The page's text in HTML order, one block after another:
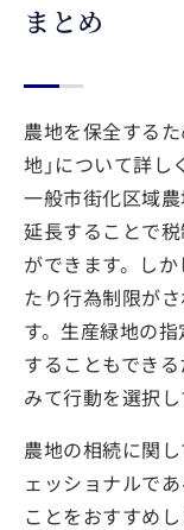
まとめ
農地を保全する
地」について詳し
一般市街化区域
延長することで
ができます。し
たり行為制限が
す。生産緑地の
することもでき
みて行動を選択し
農地の相続に関
ェッショナルで
ことをおすすめし